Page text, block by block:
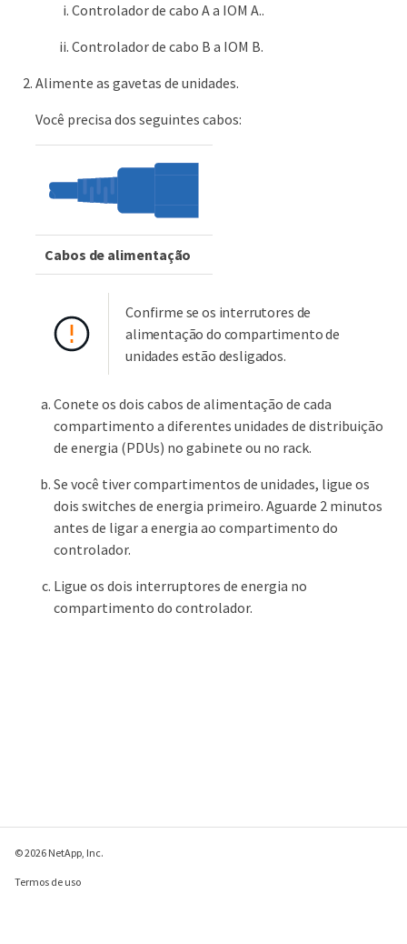
Controlador de cabo A a IOM A..
Controlador de cabo B a IOM B.
Alimente as gavetas de unidades.
Você precisa dos seguintes cabos:
Cabos de alimentação
Confirme se os interrutores de
alimentação do compartimento de
unidades estão desligados.
Conete os dois cabos de alimentação de cada
compartimento a diferentes unidades de distribuição
de energia (PDUs) no gabinete ou no rack.
Se você tiver compartimentos de unidades, ligue os
dois switches de energia primeiro. Aguarde 2 minutos
antes de ligar a energia ao compartimento do
controlador.
Ligue os dois interruptores de energia no
compartimento do controlador.
© 2026 NetApp, Inc.
Termos de uso